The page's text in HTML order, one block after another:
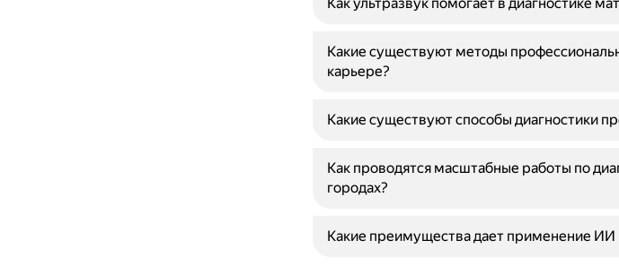
Какие существуют методы
карьере?
Какие существуют способы диагностики
Как проводятся масштабные работы по
городах?
Какие преимущества дает применение ИИ